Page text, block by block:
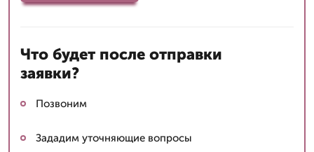
Что будет после отправки
заявки?
Позвоним
Зададим уточняющие вопросы